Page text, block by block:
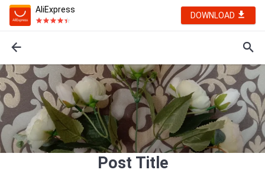
AliExpress
DOWNLOAD
Post Title